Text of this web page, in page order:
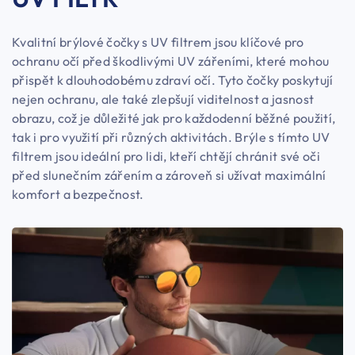
Kvalitní brýlové čočky s UV filtrem jsou klíčové pro
ochranu očí před škodlivými UV zářeními, které mohou
přispět k dlouhodobému zdraví očí. Tyto čočky poskytují
nejen ochranu, ale také zlepšují viditelnost a jasnost
obrazu, což je důležité jak pro každodenní běžné použití,
tak i pro využití při různých aktivitách. Brýle s tímto UV
filtrem jsou ideální pro lidi, kteří chtějí chránit své oči
před slunečním zářením a zároveň si užívat maximální
komfort a bezpečnost.